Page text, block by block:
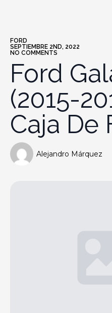
FORD
SEPTIEMBRE 2ND, 2022
NO COMMENTS
Ford
(2015-
Caja De
Alejandro Márquez